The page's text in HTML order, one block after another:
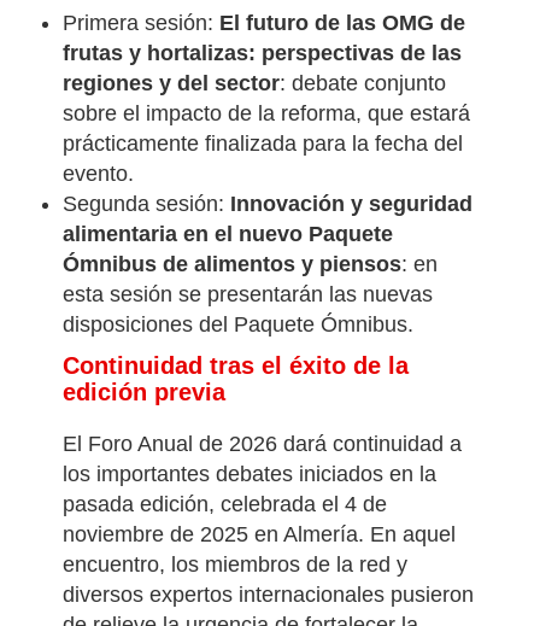
producciones europeas.
En concreto, el programa de esta edición
se vertebrará en dos sesiones de trabajo:
Primera sesión:
El futuro de las OMG de
frutas y hortalizas: perspectivas de las
regiones y del sector
: debate conjunto
sobre el impacto de la reforma, que estará
prácticamente finalizada para la fecha del
evento.
Segunda sesión: Innovación y seguridad
alimentaria en el nuevo Paquete
Ómnibus de alimentos y piensos: en
esta sesión se presentarán las nuevas
disposiciones del Paquete Ómnibus.
Continuidad tras el éxito de la
edición previa
El Foro Anual de 2026 dará continuidad a
los importantes debates iniciados en la
pasada edición, celebrada el 4 de